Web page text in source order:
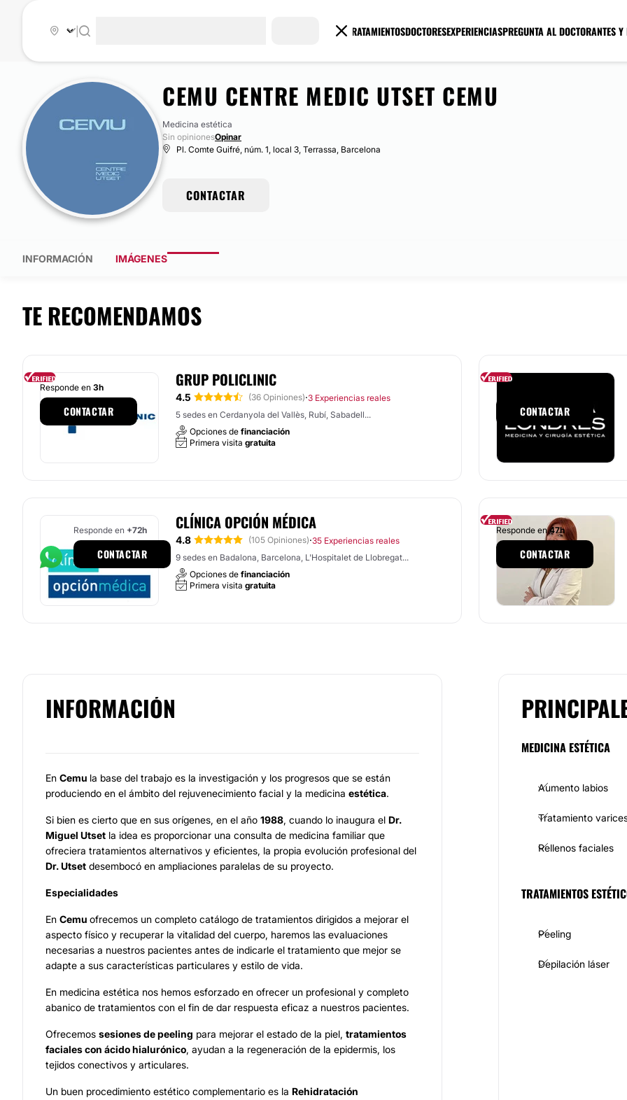
TRATAMIENTOSDOCTORESEXPERIENCIASPREGUNTA AL DOCTORANTES Y
CEMU CENTRE MEDIC UTSET CEMU
Medicina estética
Sin opinionesOpinar
Pl. Comte Guifré, núm. 1, local 3, Terrassa, Barcelona
CONTACTAR
INFORMACIÓN IMÁGENES
TE RECOMENDAMOS
GRUP POLICLINIC
4.5 (36 Opiniones)·3 Experiencias reales
5 sedes en Cerdanyola del Vallès, Rubí, Sabadell...
Opciones de financiación
Primera visita gratuita
Responde en 3h
CONTACTAR CONTACTAR
CLÍNICA OPCIÓN MÉDICA
4.8 (105 Opiniones)·35 Experiencias reales
9 sedes en Badalona, Barcelona, L'Hospitalet de Llobregat...
Opciones de financiación
Primera visita gratuita
Responde en +72h
CONTACTAR
Responde en47h
CONTACTAR
INFORMACIÓN
En Cemu la base del trabajo es la investigación y los progresos que se están
produciendo en el ámbito del rejuvenecimiento facial y la medicina estética.
Si bien es cierto que en sus orígenes, en el año 1988, cuando lo inaugura el Dr.
Miguel Utset la idea es proporcionar una consulta de medicina familiar que
ofreciera tratamientos alternativos y eficientes, la propia evolución profesional del
Dr. Utset desembocó en ampliaciones paralelas de su proyecto.
Especialidades
En Cemu ofrecemos un completo catálogo de tratamientos dirigidos a mejorar el
aspecto físico y recuperar la vitalidad del cuerpo, haremos las evaluaciones
necesarias a nuestros pacientes antes de indicarle el tratamiento que mejor se
adapte a sus características particulares y estilo de vida.
En medicina estética nos hemos esforzado en ofrecer un profesional y completo
abanico de tratamientos con el fin de dar respuesta eficaz a nuestros pacientes.
Ofrecemos sesiones de peeling para mejorar el estado de la piel, tratamientos
faciales con ácido hialurónico, ayudan a la regeneración de la epidermis, los
tejidos conectivos y articulares.
Un buen procedimiento estético complementario es la Rehidratación
MEDICINA ESTÉTICA
Aumento labios
Tratamiento
Rellenos faciales
TRATAMIENTOS
Peeling
Depilación láser